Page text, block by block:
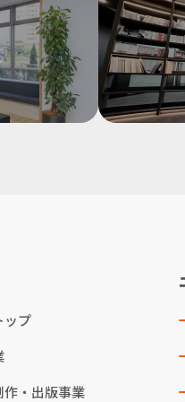
ップ
作・出版事業